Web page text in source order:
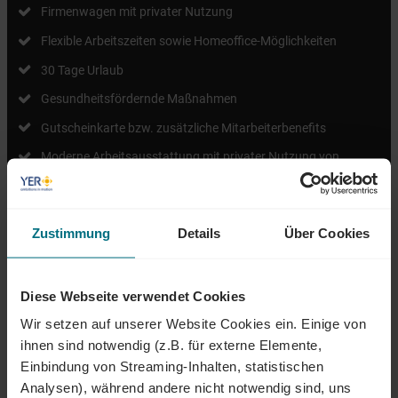
Zustimmung Details Über Cookies
Diese Webseite verwendet Cookies
Wir setzen auf unserer Website Cookies ein. Einige von
ihnen sind notwendig (z.B. für externe Elemente,
Einbindung von Streaming-Inhalten, statistischen
Analysen), während andere nicht notwendig sind, uns
Firmenwagen mit privater Nutzung
Flexible Arbeitszeiten sowie Homeoffice-Möglichkeiten
30 Tage Urlaub
Gesundheitsfördernde Maßnahmen
Gutscheinkarte bzw. zusätzliche Mitarbeiterbenefits
Moderne Arbeitsausstattung mit privater Nutzung von
Laptop und Mobiltelefon
ÜBER YER DEUTSCHLAND
Egal ob als Junior, Professional oder Führungskraft: Wir begleiten den
gesamten Karriereweg. Bundesweit warten attraktive Jobs,
insbesondere in den Bereichen Mobility, Tech und Energy. Unser Ziel ist
es dabei stets, das Perfect Match zwischen Talenten und